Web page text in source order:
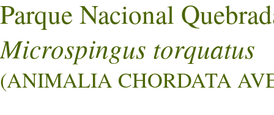
Parque Nacional
Microspingus torquatus
(ANIMALIA CHORDATA